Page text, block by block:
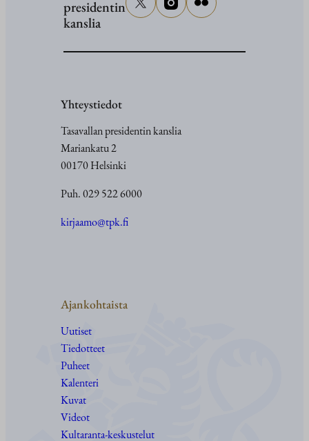
presidentin
kanslia
Yhteystiedot
Tasavallan presidentin kanslia
Mariankatu 2
00170 Helsinki
Puh. 029 522 6000
kirjaamo@tpk.fi
Ajankohtaista
Uutiset
Tiedotteet
Puheet
Kalenteri
Kuvat
Videot
Kultaranta-keskustelut